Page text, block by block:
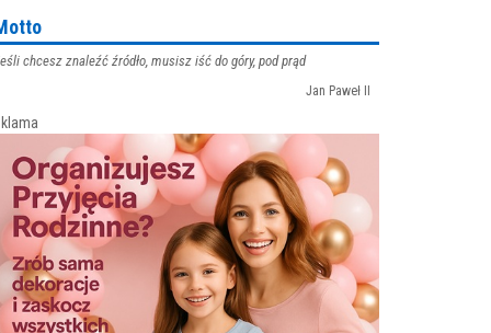
chcesz znaleźć źródło, musisz iść do góry, pod prąd
Jan Paweł II